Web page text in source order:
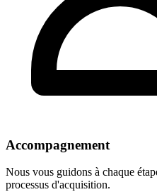
Accompagnement
Nous vous guidons à chaque
processus d'acquisition.